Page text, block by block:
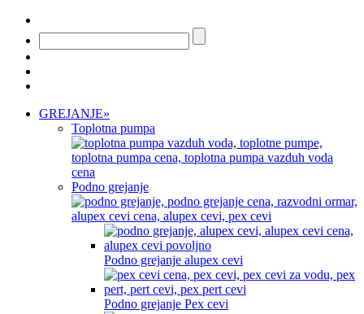
GREJANJE»
Toplotna pumpa
Podno grejanje
Podno grejanje alupex cevi
Podno grejanje Pex cevi